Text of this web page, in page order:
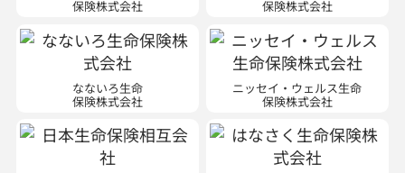
保険株式会社 保険株式会社
なないろ生命
保険株式会社
ニッセイ・ウェルス生命
保険株式会社